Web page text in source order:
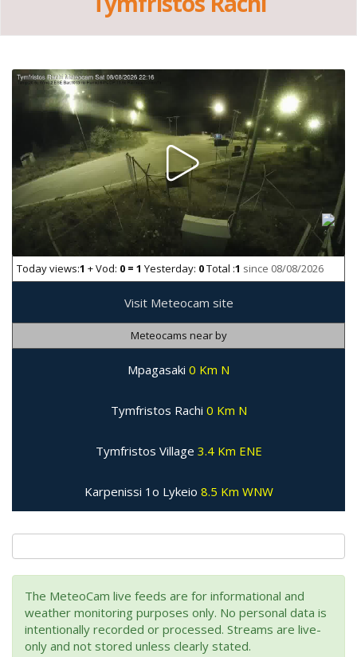
Today views:1 + Vod: 0 = 1 Yesterday: 0Total :1 since 08/08/2026
Visit Meteocam site
Meteocams near by
Mpagasaki 0 Km N
Tymfristos Rachi 0 Km N
Tymfristos Village 3.4 Km ENE
Karpenissi 1o Lykeio 8.5 Km WNW
The MeteoCam live feeds are for informational and
weather monitoring purposes only. No personal data is
intentionally recorded or processed. Streams are live-
only and not stored unless clearly stated.